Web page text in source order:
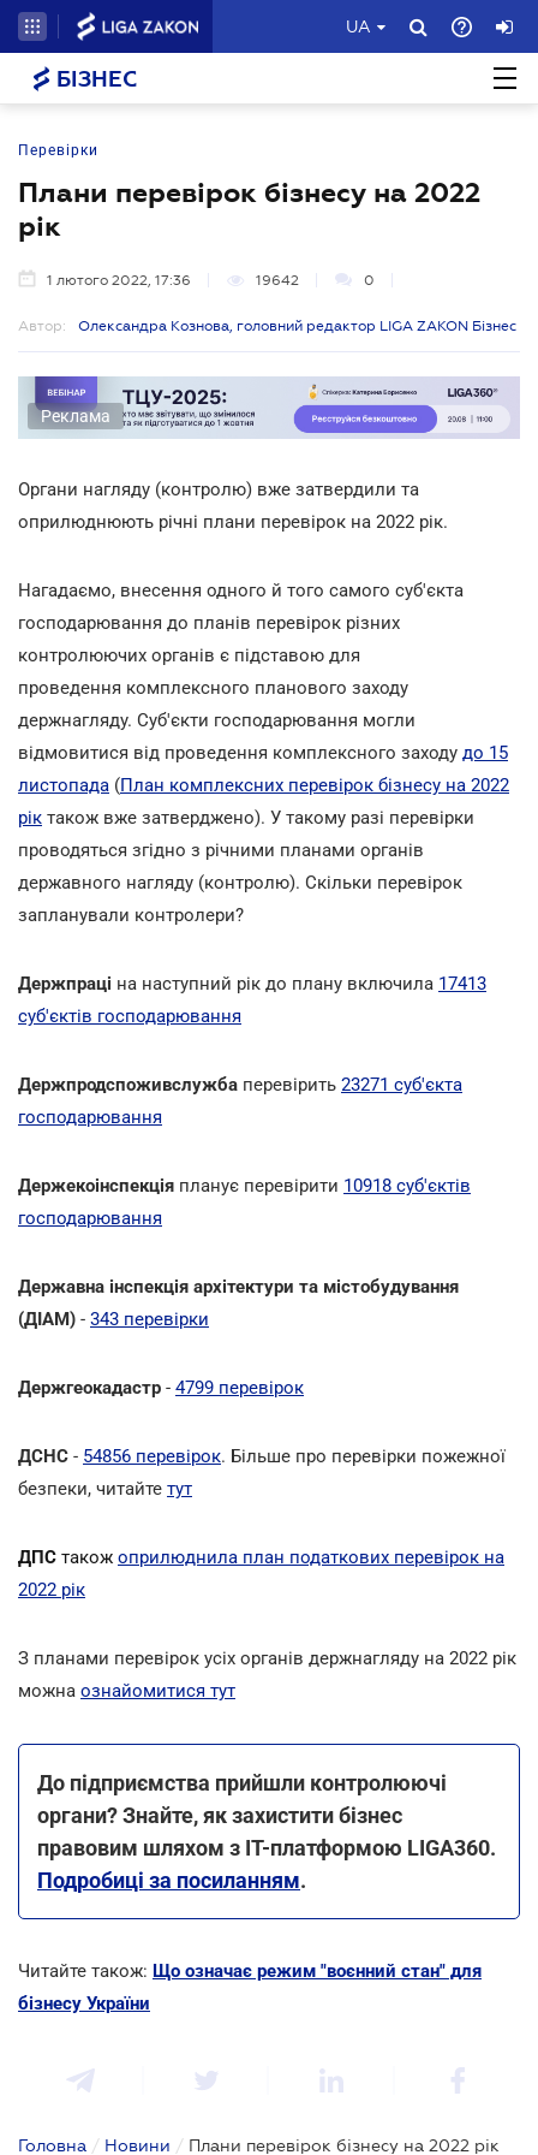
UA
БІЗНЕС
Перевірки
Плани перевірок бізнесу на 2022
рік
1 лютого 2022, 17:36 19642 0
Автор: Олександра Кознова, головний редактор LIGA ZAKON Бізнес
Реклама
Органи нагляду (контролю) вже затвердили та
оприлюднюють річні плани перевірок на 2022 рік.
Нагадаємо, внесення одного й того самого суб'єкта
господарювання до планів перевірок різних
контролюючих органів є підставою для
проведення комплексного планового заходу
держнагляду. Суб'єкти господарювання могли
відмовитися від проведення комплексного заходу до 15
листопада (План комплексних перевірок бізнесу на 2022
рік також вже затверджено). У такому разі перевірки
проводяться згідно з річними планами органів
державного нагляду (контролю). Скільки перевірок
запланували контролери?
Держпраці на наступний рік до плану включила 17413
суб'єктів господарювання
Держпродспоживслужба перевірить 23271 суб'єкта
господарювання
Держекоінспекція планує перевірити 10918 суб'єктів
господарювання
Державна інспекція архітектури та містобудування
(ДІАМ) - 343 перевірки
Держгеокадастр - 4799 перевірок
ДСНС - 54856 перевірок. Більше про перевірки пожежної
безпеки, читайте тут
ДПС також оприлюднила план податкових перевірок на
2022 рік
З планами перевірок усіх органів держнагляду на 2022 рік
можна ознайомитися тут
До підприємства прийшли контролюючі
органи? Знайте, як захистити бізнес
правовим шляхом з ІТ-платформою LIGA360.
Подробиці за посиланням.
Читайте також: Що означає режим "воєнний стан" для
бізнесу України
Головна / Новини / Плани перевірок бізнесу на 2022 рік